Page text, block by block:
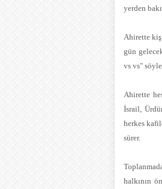
yerden
Ahirette
gün
vs vs"
Ahirette
İsrail,
herkes
sürer.
halkının